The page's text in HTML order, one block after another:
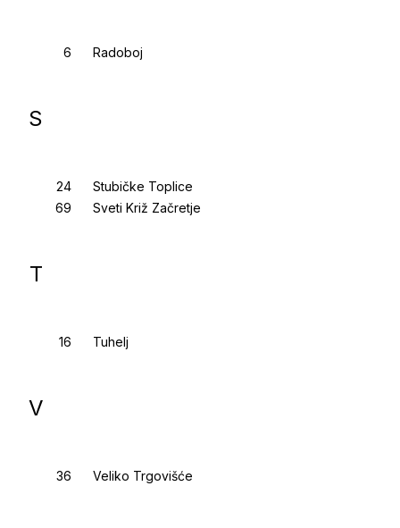
Radoboj
S
Stubičke Toplice
Sveti Križ Začretje
T
Tuhelj
V
Veliko Trgovišće